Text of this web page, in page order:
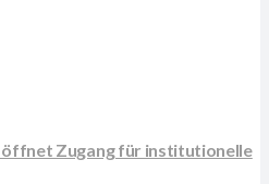
öffnet Zugang für institutionelle